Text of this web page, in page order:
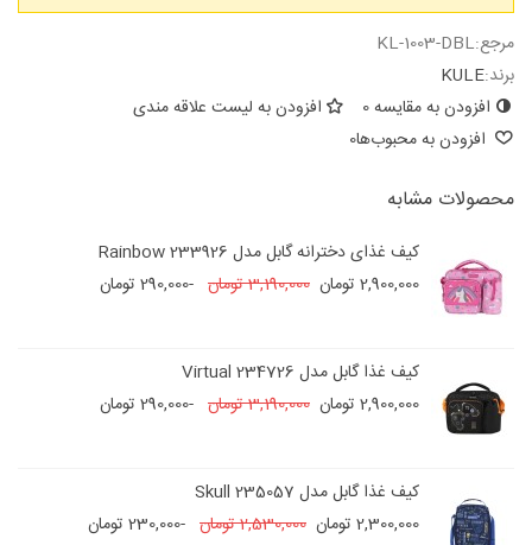
مرجع:KL-1003-DBL
برند:KULE
افزودن به مقایسه0
افزودن به لیست علاقه مندی
افزودن به محبوب‌ها0
محصولات مشابه
کیف غذای دخترانه گابل مدل 233926 Rainbow
2,900,000 تومان
3,190,000 تومان -290,000 تومان
کیف غذا گابل مدل 234726 Virtual
2,900,000 تومان
3,190,000 تومان -290,000 تومان
کیف غذا گابل مدل 235057 Skull
2,300,000 تومان
2,530,000 تومان -230,000 تومان